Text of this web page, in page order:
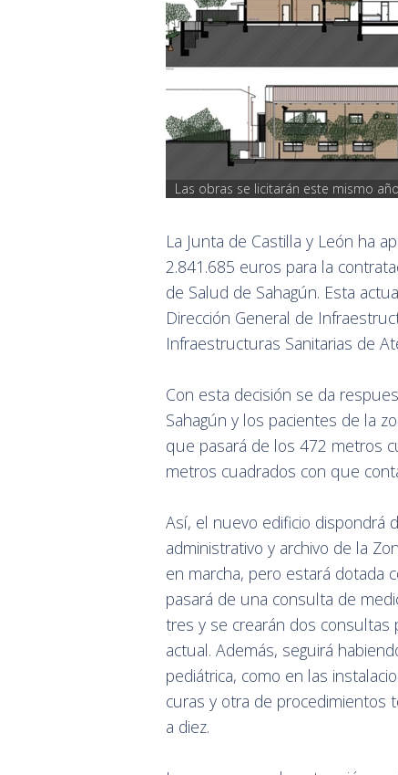
Las obras se licitarán este mismo año
La Junta de Castilla y León ha
2.841.685 euros para la
de Salud de Sahagún. Esta
Dirección General de
Infraestructuras Sanitarias de
Con esta decisión se da
Sahagún y los pacientes de la
que pasará de los 472 metros
metros cuadrados con que
Así, el nuevo edificio dispondrá
administrativo y archivo de la
en marcha, pero estará dotada
pasará de una consulta de
tres y se crearán dos
actual. Además, seguirá
pediátrica, como en las
curas y otra de procedimientos
a diez.